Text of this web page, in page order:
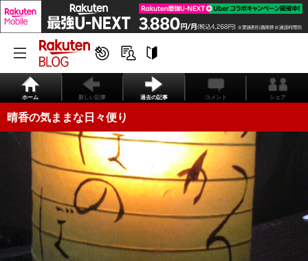
ホーム 新しい記事 過去の記事 コメント シェア
晴香の気ままな日々便り